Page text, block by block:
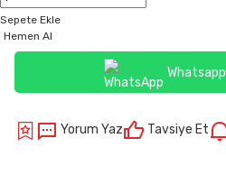
Sepete Ekle
Hemen Al
Yorum Yaz Tavsiye Et